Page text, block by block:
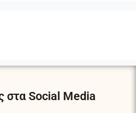
στα Social Media